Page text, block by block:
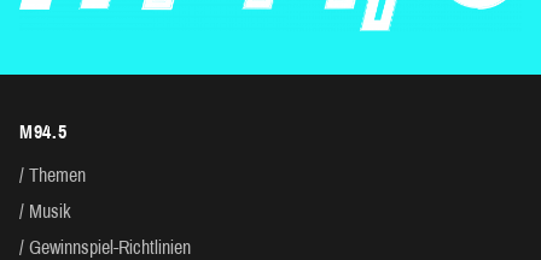
M94.5
Themen
Musik
Gewinnspiel-Richtlinien